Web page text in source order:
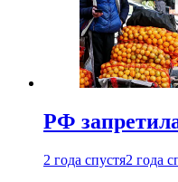
РФ
2 года спустя2 года